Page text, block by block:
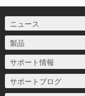
ニュース
製品
サポート情報
サポートブログ